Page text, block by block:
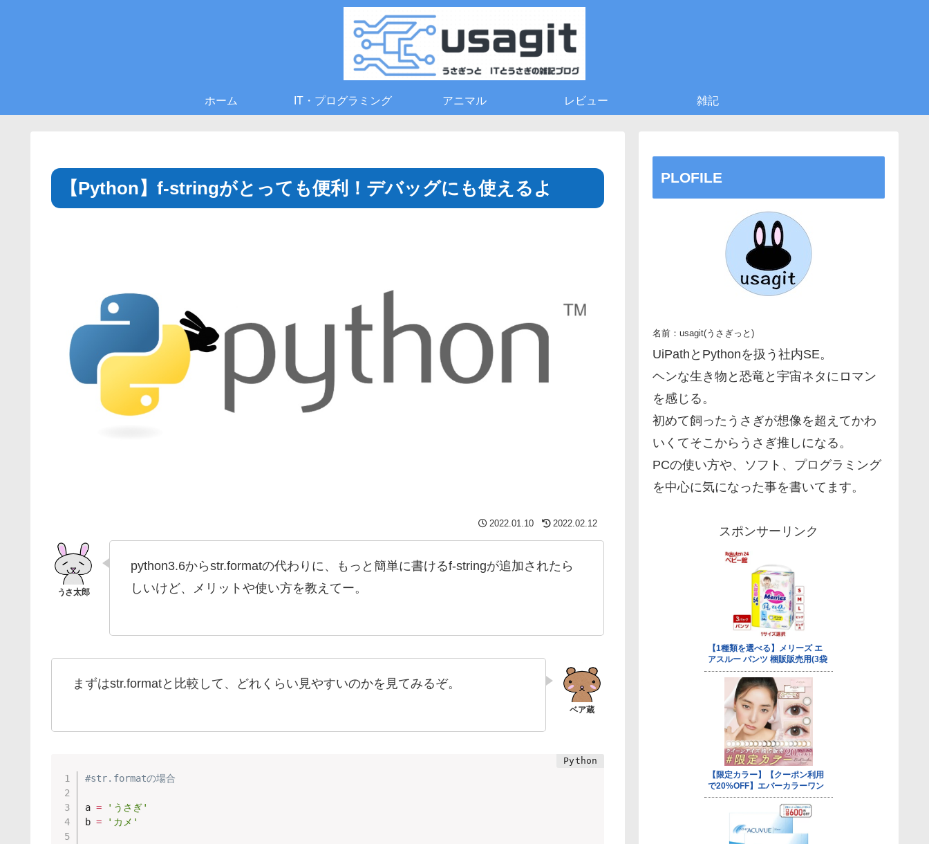
ホーム IT・プログラミング アニマル レビュー 雑記
【Python】f-stringがとっても便利！デバッグにも使えるよ
2022.01.10 2022.02.12
python3.6からstr.formatの代わりに、もっと簡単に書けるf-stringが追加されたら
しいけど、メリットや使い方を教えてー。
まずはstr.formatと比較して、どれくらい見やすいのかを見てみるぞ。
#str.formatの場合
a =
'うさぎ'
b = 'カメ'
PLOFILE
名前：usagit(うさぎっと)
UiPathとPythonを扱う社内SE。
ヘンな生き物と恐竜と宇宙ネタにロマン
を感じる。
初めて飼ったうさぎが想像を超えてかわ
いくてそこからうさぎ推しになる。
PCの使い方や、ソフト、プログラミング
を中心に気になった事を書いてます。
スポンサーリンク